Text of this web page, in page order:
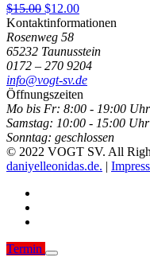
$15.00 Ursprünglicher
Preis
war:
$15.00
$12.00Aktueller
Preis
$12.00.
Kontaktinformationen
Rosenweg 58
65232 Taunusstein
0172 – 270 9204
info@vogt-sv.de
Öffnungszeiten
Mo bis Fr: 8:00 - 19:00 Uhr
Samstag: 10:00 - 15:00 Uhr
Sonntag: geschlossen
© 2022 VOGT SV. All
daniyelleonidas.de. |
Termin